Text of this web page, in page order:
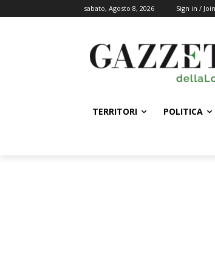
sabato, Agosto 8, 2026 Sign in / Join
TERRITORI POLITICA